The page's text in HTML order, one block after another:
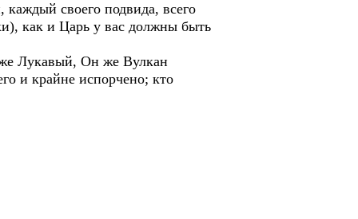
своего подвида, всего
как и Царь у вас должны быть
же Лукавый, Он же Вулкан
и крайне испорчено; кто